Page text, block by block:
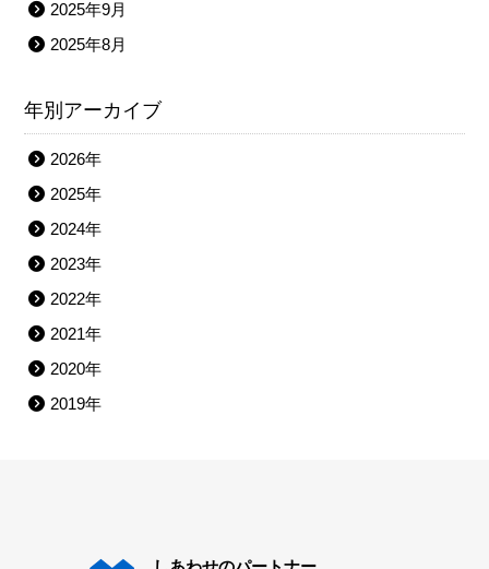
2025年9月
2025年8月
年別アーカイブ
2026年
2025年
2024年
2023年
2022年
2021年
2020年
2019年